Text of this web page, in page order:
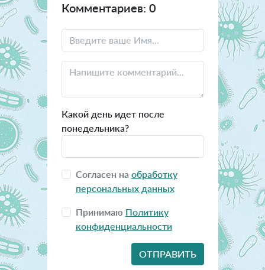
Комментариев: 0
Какой день идет после
понедельника?
Согласен на обработку
персональных данных
Принимаю Политику
конфиденциальности